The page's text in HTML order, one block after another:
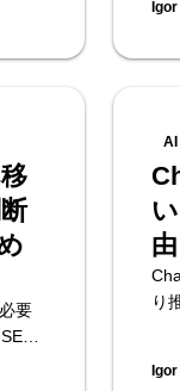
し
の
、
ロ
な
ス
の
ー
き
が
要
残
AI
り
ま